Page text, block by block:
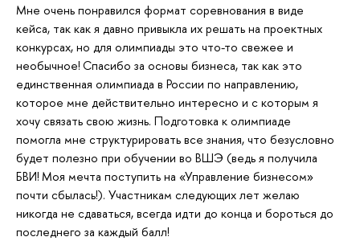
Мне очень понравился формат соревнования в виде
кейса, так как я давно привыкла их решать на проектных
конкурсах, но для олимпиады это что-то свежее и
необычное! Спасибо за основы бизнеса, так как это
единственная олимпиада в России по направлению,
которое мне действительно интересно и с которым я
хочу связать свою жизнь. Подготовка к олимпиаде
помогла мне структурировать все знания, что безусловно
будет полезно при обучении во ВШЭ (ведь я получила
БВИ! Моя мечта поступить на «Управление бизнесом»
почти сбылась!). Участникам следующих лет желаю
никогда не сдаваться, всегда идти до конца и бороться до
последнего за каждый балл!